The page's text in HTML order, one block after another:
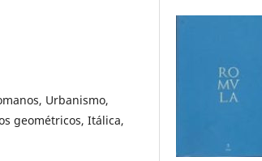
Urbanismo,
geométricos, Itálica,